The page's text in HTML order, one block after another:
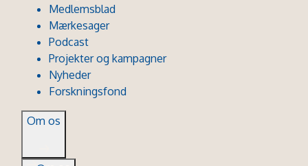
Medlemsblad
Mærkesager
Podcast
Projekter og kampagner
Nyheder
Forskningsfond
Om os